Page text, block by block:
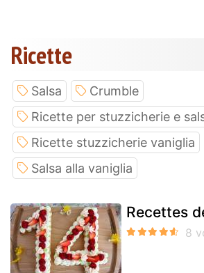
Ricette
Salsa
Crumble
Ricette per stuzzicherie e
Ricette stuzzicherie vaniglia
Salsa alla vaniglia
Recettes